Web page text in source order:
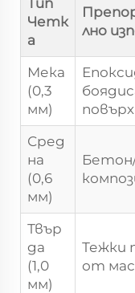
Тип
Четк
а
лно
Мека
(0,3
мм)
Сред
на
(0,6
мм)
Твър
да
(1,0
мм)
Тежки
от